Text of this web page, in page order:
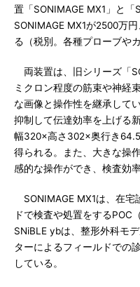
置「SONIMAGE MX1」と
SONIMAGE MX1が2500万
る（税別。各種プローブや
両装置は、旧シリーズ「
ミクロン程度の筋束や神経
な画像と操作性を継承して
抑制して伝達効率を上げる
幅320×高さ302×奥行き
得られる。また、大きな操
感的な操作ができ、検査効
SONIMAGE MX1は、在宅
ドで検査や処置をするPOC
SNiBLE ybは、整形外科モ
ターによるフィールドでの
している。